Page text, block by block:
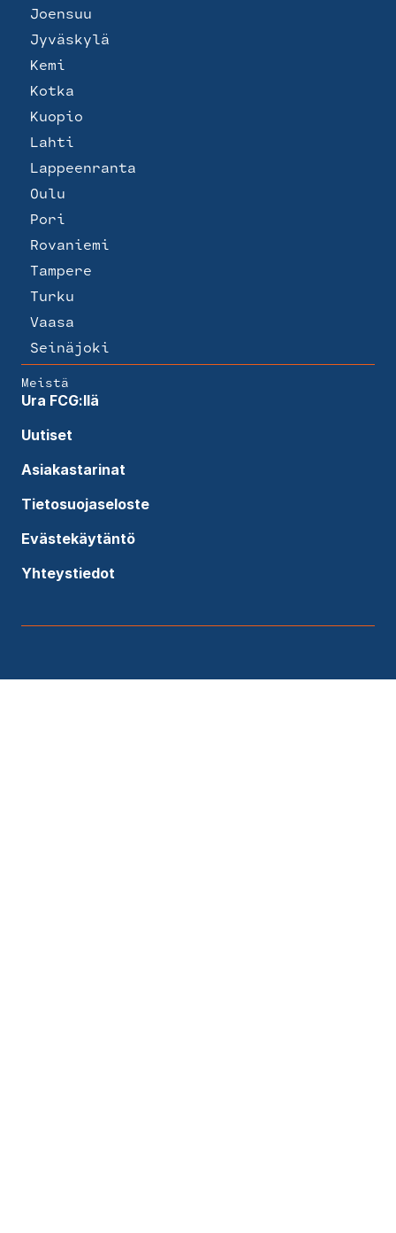
Joensuu
Jyväskylä
Kemi
Kotka
Kuopio
Lahti
Lappeenranta
Oulu
Pori
Rovaniemi
Tampere
Turku
Vaasa
Seinäjoki
Meistä
Ura FCG:llä
Uutiset
Asiakastarinat
Tietosuojaseloste
Evästekäytäntö
Yhteystiedot